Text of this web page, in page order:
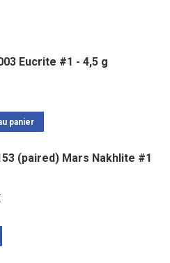
Eucrite #1 - 4,5 g
panier
(paired) Mars Nakhlite #1